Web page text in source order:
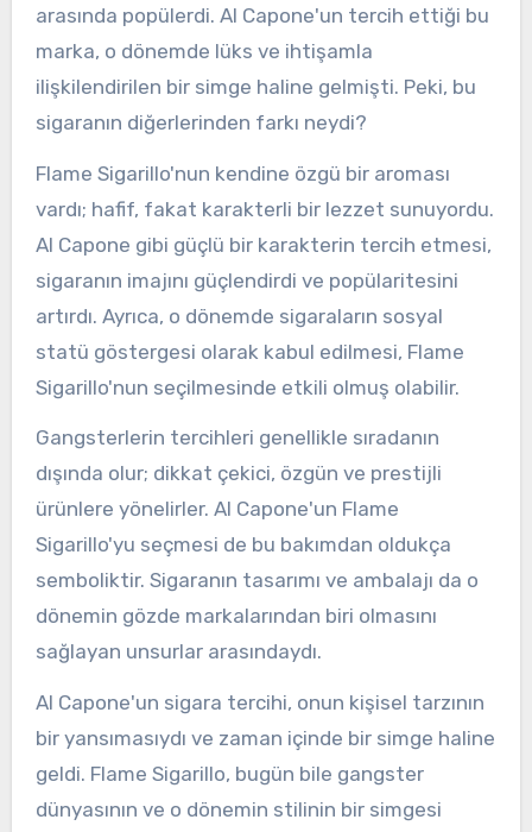
arasında popülerdi. Al Capone'un tercih ettiği bu
marka, o dönemde lüks ve ihtişamla
ilişkilendirilen bir simge haline gelmişti. Peki, bu
sigaranın diğerlerinden farkı neydi?
Flame Sigarillo'nun kendine özgü bir aroması
vardı; hafif, fakat karakterli bir lezzet sunuyordu.
Al Capone gibi güçlü bir karakterin tercih etmesi,
sigaranın imajını güçlendirdi ve popülaritesini
artırdı. Ayrıca, o dönemde sigaraların sosyal
statü göstergesi olarak kabul edilmesi, Flame
Sigarillo'nun seçilmesinde etkili olmuş olabilir.
Gangsterlerin tercihleri genellikle sıradanın
dışında olur; dikkat çekici, özgün ve prestijli
ürünlere yönelirler. Al Capone'un Flame
Sigarillo'yu seçmesi de bu bakımdan oldukça
semboliktir. Sigaranın tasarımı ve ambalajı da o
dönemin gözde markalarından biri olmasını
sağlayan unsurlar arasındaydı.
Al Capone'un sigara tercihi, onun kişisel tarzının
bir yansımasıydı ve zaman içinde bir simge haline
geldi. Flame Sigarillo, bugün bile gangster
dünyasının ve o dönemin stilinin bir simgesi